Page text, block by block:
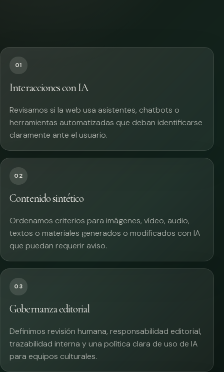
01
Interacciones con IA
Revisamos si la web usa asistentes, chatbots o
herramientas automatizadas que deban identificarse
claramente ante el usuario.
02
Contenido sintético
Ordenamos criterios para imágenes, vídeo, audio,
textos o materiales generados o modificados con IA
que puedan requerir aviso.
03
Gobernanza editorial
Definimos revisión humana, responsabilidad editorial,
trazabilidad interna y una política clara de uso de IA
para equipos culturales.